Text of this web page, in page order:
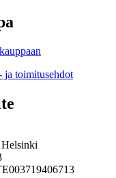
ja toimitusehdot